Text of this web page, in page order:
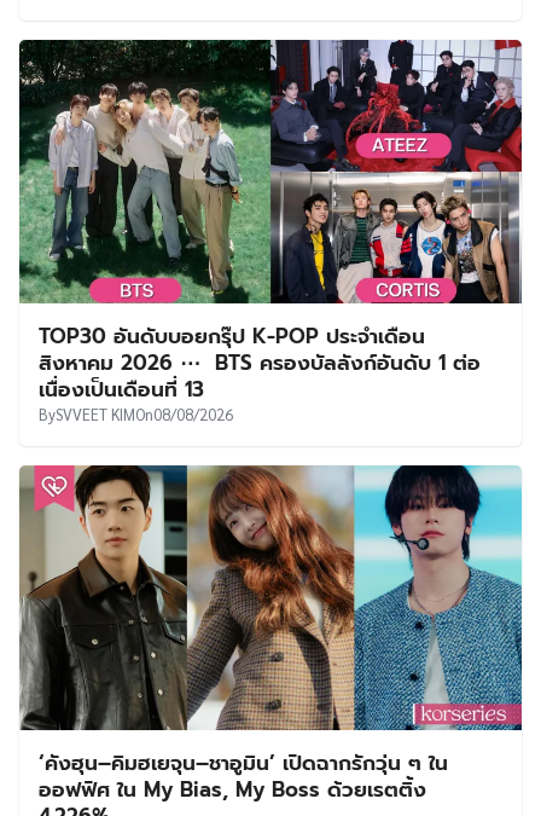
TOP30 อันดับบอยกรุ๊ป K-POP ประจำเดือน
สิงหาคม 2026 ⋯ BTS ครองบัลลังก์อันดับ 1 ต่อ
เนื่องเป็นเดือนที่ 13
BySVVEET KIMOn08/08/2026
‘คังฮุน–คิมฮเยจุน–ชาอูมิน’ เปิดฉากรักวุ่น ๆ ใน
ออฟฟิศ ใน My Bias, My Boss ด้วยเรตติ้ง